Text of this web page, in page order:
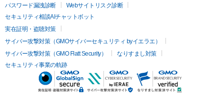
パスワード漏洩診断
Webサイトリスク診断
セキュリティ相談AIチャットボット
実在証明・盗聴対策
サイバー攻撃対策（GMOサイバーセキュリティ byイエラエ）
サイバー攻撃対策（GMO Flatt Security）
なりすまし対策
セキュリティ事業の軌跡